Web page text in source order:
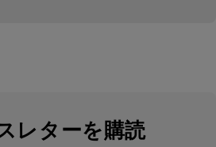
レターを購読